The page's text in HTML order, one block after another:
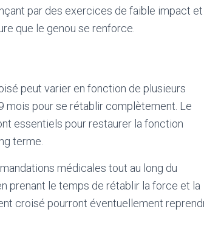
par des exercices de faible impact et
que le genou se renforce.
peut varier en fonction de plusieurs
mois pour se rétablir complètement. Le
essentiels pour restaurer la fonction
terme.
médicales tout au long du
prenant le temps de rétablir la force et la
croisé pourront éventuellement